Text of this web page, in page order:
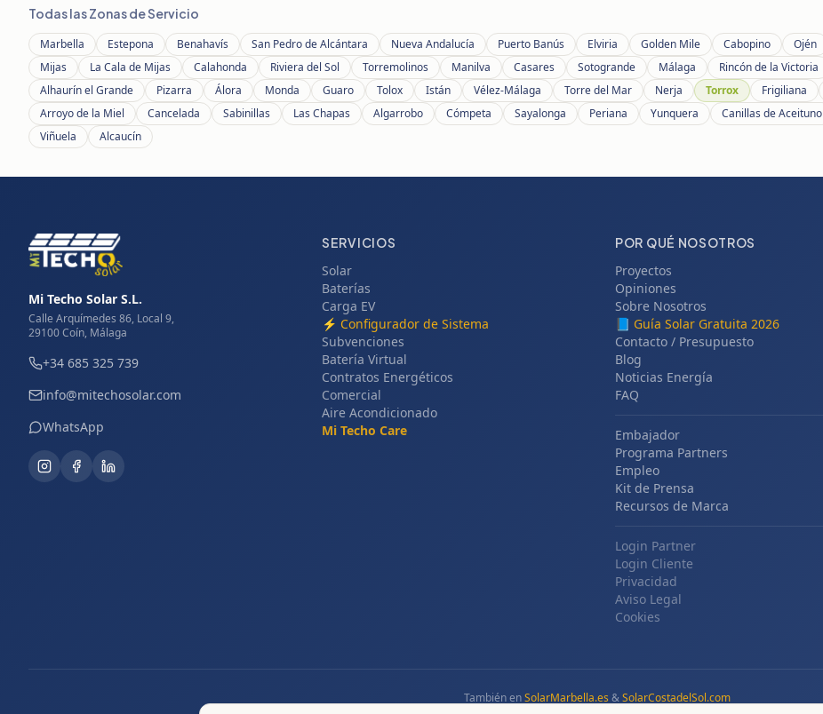
Todas las Zonas de Servicio
Marbella Estepona Benahavís San Pedro de Alcántara Nueva Andalucía Puerto Banús Elviria Golden Mile Cabopino Ojén
Mijas
La Cala de Mijas Calahonda Riviera del Sol Torremolinos Manilva Casares Sotogrande Málaga Rincón de la Victoria
Alhaurín el Grande
Pizarra Álora Monda Guaro Tolox Istán Vélez-Málaga Torre del Mar Nerja Torrox Frigiliana
Arroyo de la Miel
Cancelada Sabinillas Las Chapas Algarrobo Cómpeta Sayalonga Periana Yunquera Canillas de Aceituno
Viñuela
Alcaucín
Mi Techo Solar S.L.
Calle Arquímedes 86, Local 9,
29100 Coín, Málaga
+34 685 325 739
info@mitechosolar.com
WhatsApp
SERVICIOS
Solar
Baterías
Carga EV
⚡ Configurador de Sistema
Subvenciones
Batería Virtual
Contratos Energéticos
Comercial
Aire Acondicionado
Mi Techo Care
POR QUÉ NOSOTROS
Proyectos
Opiniones
Sobre Nosotros
📘 Guía Solar Gratuita 2026
Contacto / Presupuesto
Blog
Noticias Energía
FAQ
Embajador
Programa Partners
Empleo
Kit de Prensa
Recursos de Marca
Login Partner
Login Cliente
Privacidad
Aviso Legal
Cookies
También enSolarMarbella.es &SolarCostadelSol.com